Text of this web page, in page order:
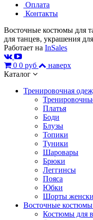
Оплата
Контакты
Восточные костюмы для
для танцев, украшения
Работает на InSales
0 0 руб
наверх
Каталог
Тренировочная
Платья
Боди
Блузы
Топики
Туники
Шаровары
Брюки
Леггинсы
Пояса
Юбки
Шорты
Восточные костюмы
Костюмы для